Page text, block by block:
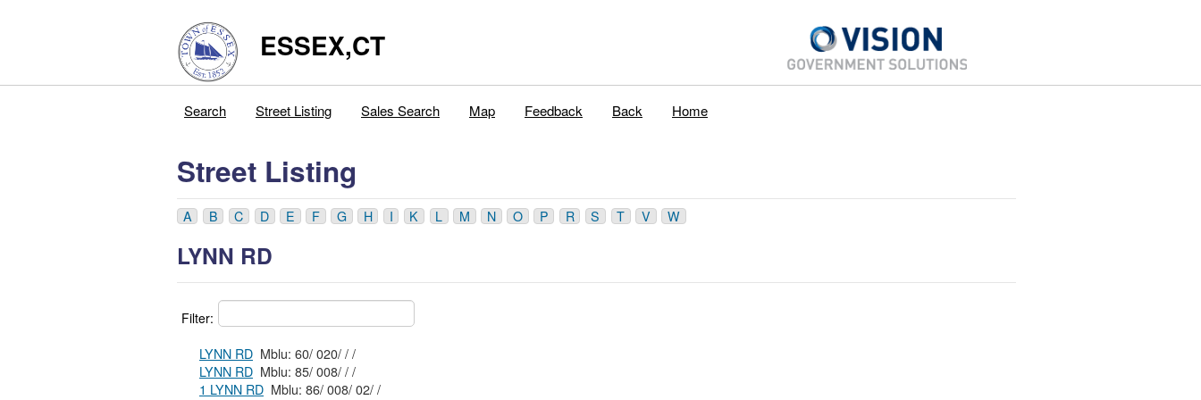
ESSEX,CT
Search Street Listing Sales Search Map Feedback Back Home
Street Listing
A B C D E F G H I K L M N O P R S T V W
LYNN RD
Filter:
LYNN RD
Mblu: 60/ 020/ / /
LYNN RD
Mblu: 85/ 008/ / /
1 LYNN RD
Mblu: 86/ 008/ 02/ /